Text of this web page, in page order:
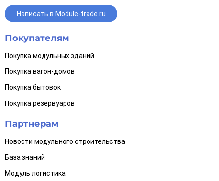
Написать в Module-trade.ru
Покупателям
Покупка модульных зданий
Покупка вагон-домов
Покупка бытовок
Покупка резервуаров
Партнерам
Новости модульного строительства
База знаний
Модуль логистика